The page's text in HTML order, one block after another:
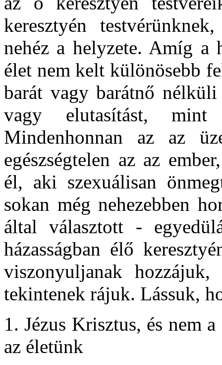
keresztyén
nehéz a helyzete. Amíg a
élet nem kelt különösebb
barát vagy barátnő
vagy elutasítást,
Mindenhonnan az az
egészségtelen az az
él, aki szexuálisan
sokan még nehezebben
által választott -
házasságban élő
viszonyuljanak
tekintenek rájuk. Lássuk,
1. Jézus Krisztus, és nem
az életünk